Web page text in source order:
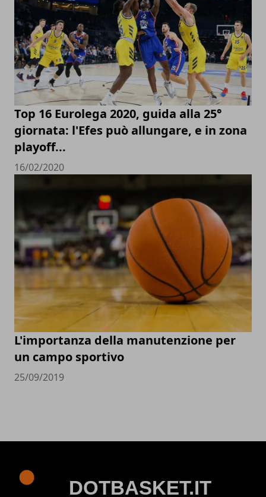
Top 16 Eurolega 2020, guida alla 25°
giornata: l'Efes può allungare, e in zona
playoff...
16/02/2020
L'importanza della manutenzione per
un campo sportivo
25/09/2019